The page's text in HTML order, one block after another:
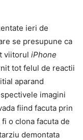
ieri de
se presupune ca
viitorul iPhone
tot felul de reactii
aparand
imagini
fiind facuta prin
o clona facuta de
demontata